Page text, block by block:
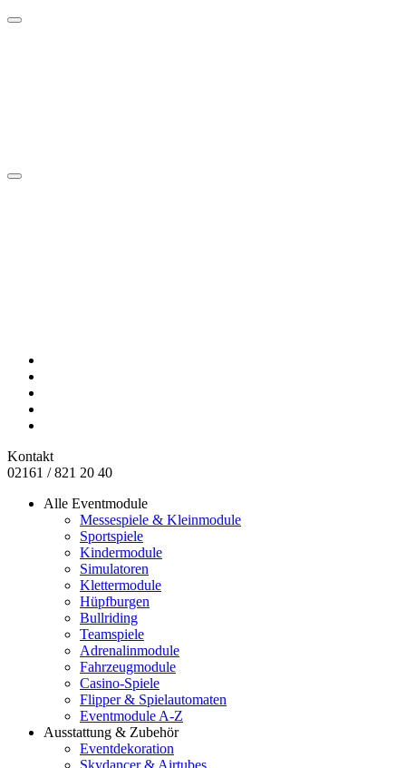
Kontakt
02161 / 821 20 40
Alle Eventmodule
Messespiele & Kleinmodule
Sportspiele
Kindermodule
Simulatoren
Klettermodule
Hüpfburgen
Bullriding
Teamspiele
Adrenalinmodule
Fahrzeugmodule
Casino-Spiele
Flipper & Spielautomaten
Eventmodule A-Z
Ausstattung & Zubehör
Eventdekoration
Skydancer & Airtubes